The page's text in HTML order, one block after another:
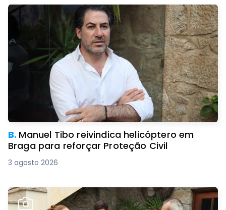
B. Manuel Tibo reivindica helicóptero em
Braga para reforçar Proteção Civil
3 agosto 2026